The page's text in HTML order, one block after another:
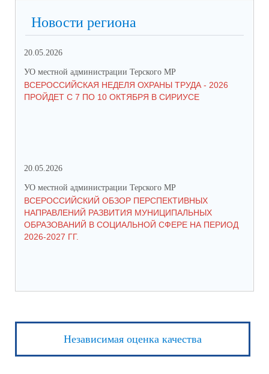
Новости региона
20.05.2026
УО местной администрации Терского МР
ВСЕРОССИЙСКАЯ НЕДЕЛЯ ОХРАНЫ ТРУДА - 2026
ПРОЙДЕТ С 7 ПО 10 ОКТЯБРЯ В СИРИУСЕ
20.05.2026
УО местной администрации Терского МР
ВСЕРОССИЙСКИЙ ОБЗОР ПЕРСПЕКТИВНЫХ
НАПРАВЛЕНИЙ РАЗВИТИЯ МУНИЦИПАЛЬНЫХ
ОБРАЗОВАНИЙ В СОЦИАЛЬНОЙ СФЕРЕ НА ПЕРИОД
2026-2027 ГГ.
Независимая оценка качества